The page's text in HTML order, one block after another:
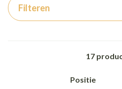
Filteren
17
Sorteer op: